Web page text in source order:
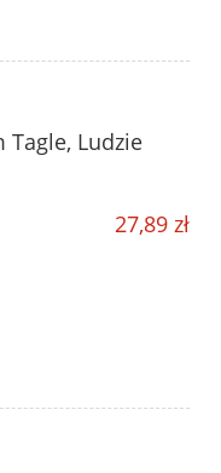
Tagle, Ludzie
27,89 zł